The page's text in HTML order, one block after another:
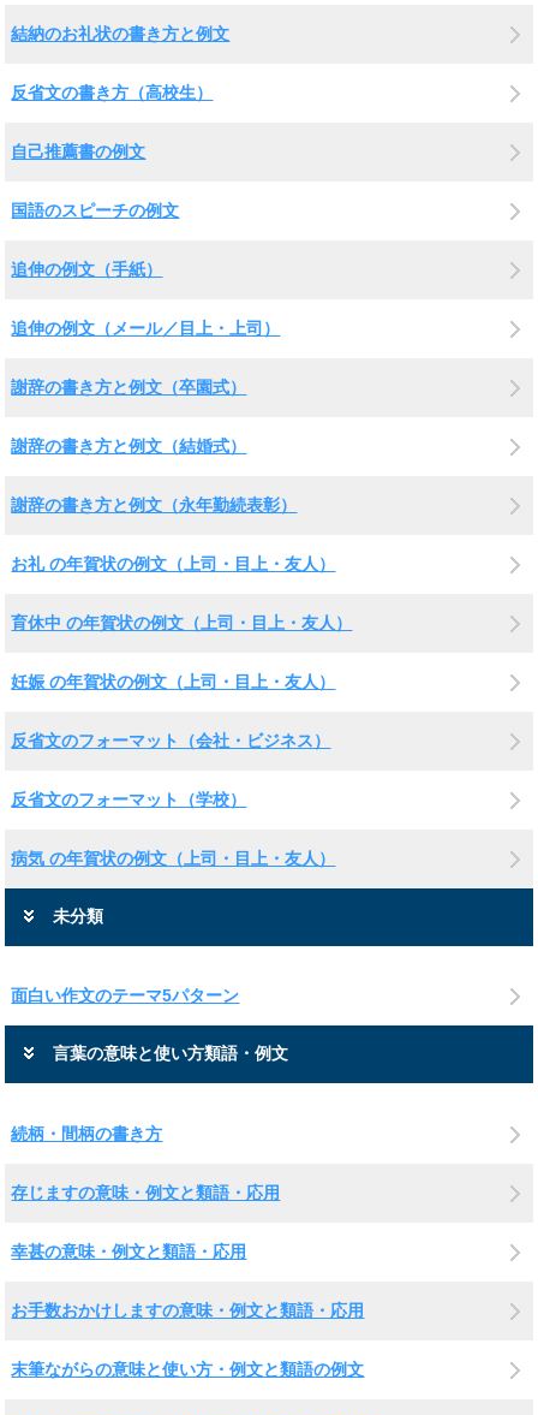
結納のお礼状の書き方と例文
反省文の書き方（高校生）
自己推薦書の例文
国語のスピーチの例文
追伸の例文（手紙）
追伸の例文（メール／目上・上司）
謝辞の書き方と例文（卒園式）
謝辞の書き方と例文（結婚式）
謝辞の書き方と例文（永年勤続表彰）
お礼 の年賀状の例文（上司・目上・友人）
育休中 の年賀状の例文（上司・目上・友人）
妊娠 の年賀状の例文（上司・目上・友人）
反省文のフォーマット（会社・ビジネス）
反省文のフォーマット（学校）
病気 の年賀状の例文（上司・目上・友人）
未分類
面白い作文のテーマ5パターン
言葉の意味と使い方類語・例文
続柄・間柄の書き方
存じますの意味・例文と類語・応用
幸甚の意味・例文と類語・応用
お手数おかけしますの意味・例文と類語・応用
末筆ながらの意味と使い方・例文と類語の例文